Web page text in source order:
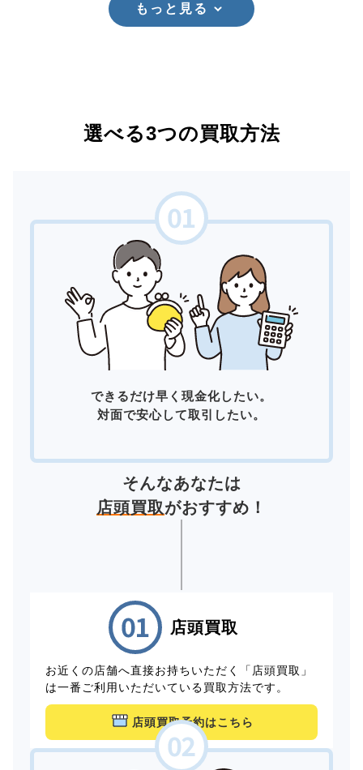
もっと見る
選べる3つの買取方法
できるだけ早く現金化したい。
対面で安心して取引したい。
そんなあなたは
店頭買取がおすすめ！
店頭買取
お近くの店舗へ直接お持ちいただく「店頭買取」
は一番ご利用いただいている買取方法です。
店頭買取予約はこちら